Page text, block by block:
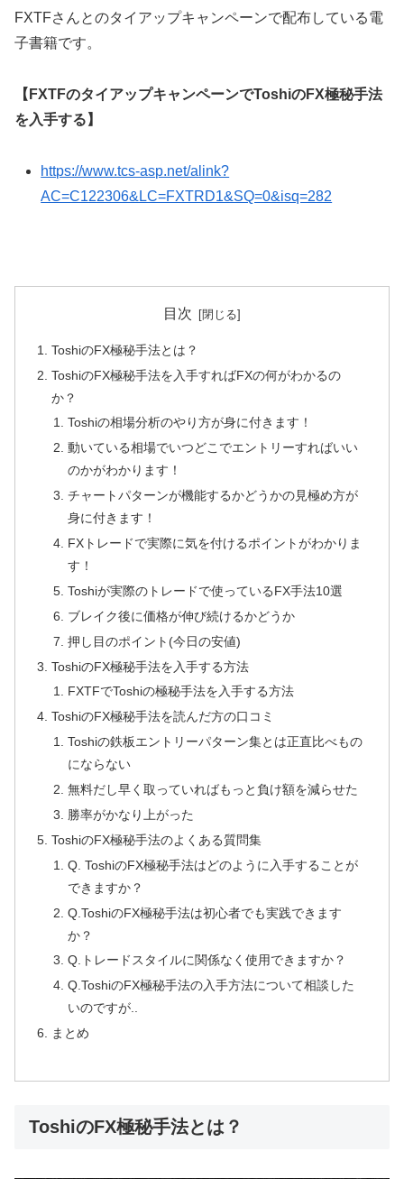
FXTFさんとのタイアップキャンペーンで配布している電
子書籍です。
【FXTFのタイアップキャンペーンでToshiのFX極秘手法
を入手する】
https://www.tcs-asp.net/alink?
AC=C122306&LC=FXTRD1&SQ=0&isq=282
目次
ToshiのFX極秘手法とは？
ToshiのFX極秘手法を入手すればFXの何がわかるの
か？
Toshiの相場分析のやり方が身に付きます！
動いている相場でいつどこでエントリーすればいい
のかがわかります！
チャートパターンが機能するかどうかの見極め方が
身に付きます！
FXトレードで実際に気を付けるポイントがわかりま
す！
Toshiが実際のトレードで使っているFX手法10選
ブレイク後に価格が伸び続けるかどうか
押し目のポイント(今日の安値)
ToshiのFX極秘手法を入手する方法
FXTFでToshiの極秘手法を入手する方法
ToshiのFX極秘手法を読んだ方の口コミ
Toshiの鉄板エントリーパターン集とは正直比べもの
にならない
無料だし早く取っていればもっと負け額を減らせた
勝率がかなり上がった
ToshiのFX極秘手法のよくある質問集
Q. ToshiのFX極秘手法はどのように入手することが
できますか？
Q.ToshiのFX極秘手法は初心者でも実践できます
か？
Q.トレードスタイルに関係なく使用できますか？
Q.ToshiのFX極秘手法の入手方法について相談した
いのですが..
まとめ
ToshiのFX極秘手法とは？